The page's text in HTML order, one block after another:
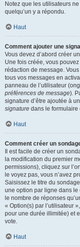
Notez que les utilisateurs
quelqu’un y a répondu.
Haut
Comment ajouter une
Vous devez d’abord créer
Une fois créée, vous
rédaction de message.
tous vos messages en
panneau de l’utilisateur
préférences de message).
signature d’être ajoutée à
signature dans le formulaire
Haut
Comment créer un
Il est facile de créer un
la modification du premier
permissions), cliquez sur
le voyez pas, vous n’avez
Saisissez le titre du
une option par ligne dans
le nombre de réponses
« Option(s) par l’utilisateur
pour une durée illimitée) et
vote.
Haut